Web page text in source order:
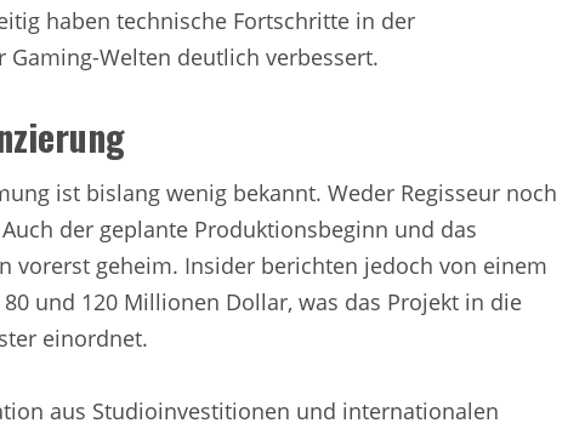
haben technische Fortschritte in der
Welten deutlich verbessert.
ist bislang wenig bekannt. Weder Regisseur noch
der geplante Produktionsbeginn und das
vorerst geheim. Insider berichten jedoch von einem
und 120 Millionen Dollar, was das Projekt in die
einordnet.
aus Studioinvestitionen und internationalen